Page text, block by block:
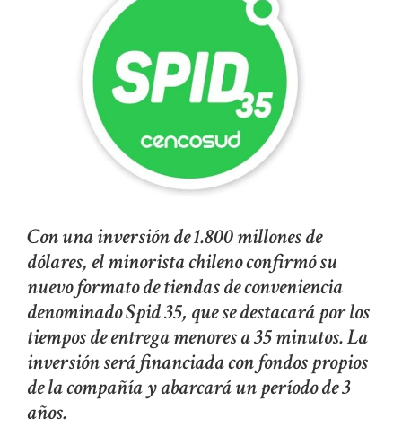
Con una inversión de 1.800 millones de
dólares, el minorista chileno confirmó su
nuevo formato de tiendas de conveniencia
denominado Spid 35, que se destacará por los
tiempos de entrega menores a 35 minutos. La
inversión será financiada con fondos propios
de la compañía y abarcará un período de 3
años.